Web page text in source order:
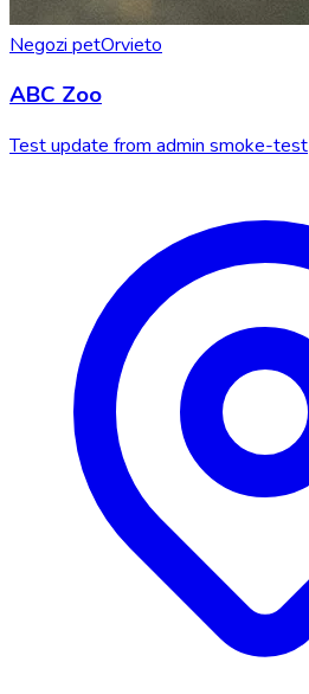
Negozi petOrvieto
ABC Zoo
Test update from admin smoke-test